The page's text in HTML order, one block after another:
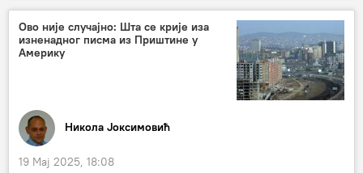
Косово и Метохија (КиМ)
Приштина
Вјоса Османи
Доналд Трамп
напад
манипулација
Ово није случајно: Шта се крије иза
изненадног писма из Приштине у
Америку
Никола Јоксимовић
19 Мај 2025, 18:08